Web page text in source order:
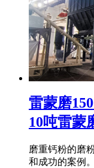
雷蒙磨
10吨雷蒙
磨重钙粉的磨
和成功的案例